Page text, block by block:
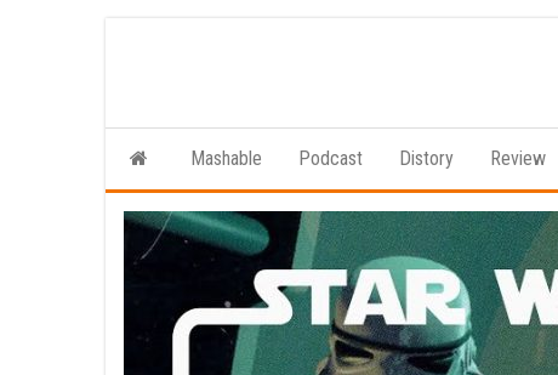
inhoud
Mashable Podcast Distory Review